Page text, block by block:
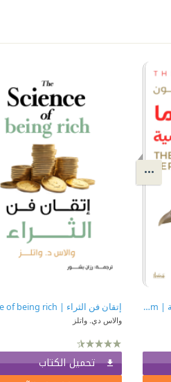
أسرار الكاريزما والجاذبية الشخصية | The Art and Science of Personal Magnetism
والاس دي. واتلز
تحميل الكتاب